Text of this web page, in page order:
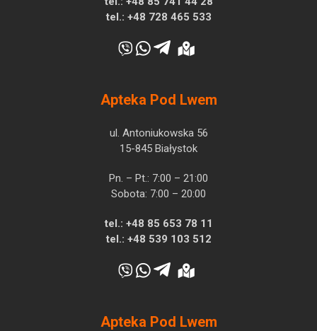
tel.: +48 728 465 533
Apteka Pod Lwem
ul. Antoniukowska 56
15-845 Białystok
Pn. – Pt.: 7:00 – 21:00
Sobota: 7:00 – 20:00
tel.: +48 85 653 78 11
tel.: +48 539 103 512
Apteka Pod Lwem